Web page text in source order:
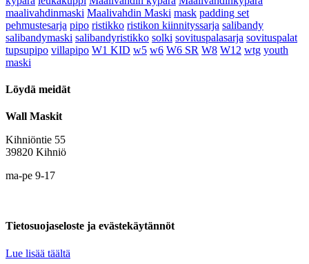
maalivahdinmaski Maalivahdin Maski mask padding set
pehmustesarja pipo ristikko ristikon kiinnityssarja salibandy
salibandymaski salibandyristikko solki sovituspalasarja sovituspalat
tupsupipo villapipo W1 KID w5 w6 W6 SR W8 W12 wtg youth
maski
Löydä meidät
Wall Maskit
Kihniöntie 55
39820 Kihniö
ma-pe 9-17
Tietosuojaseloste ja evästekäytännöt
Lue lisää täältä